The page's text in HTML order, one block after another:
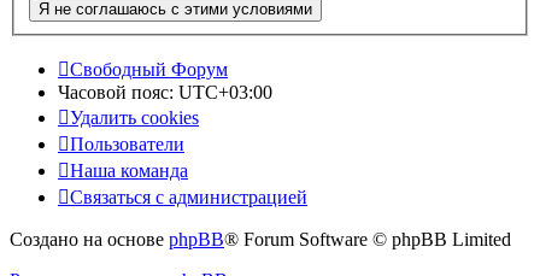
Свободный Форум
Часовой пояс: UTC+03:00
Удалить cookies
Пользователи
Наша команда
Связаться с администрацией
Создано на основе phpBB® Forum Software © phpBB Limited